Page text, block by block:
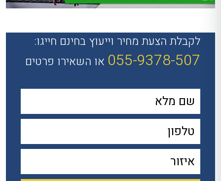
לקבלת הצעת מחיר וייעוץ בחינם חייגו:
055-9378-507 או השאירו פרטים